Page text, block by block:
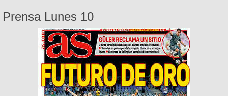
Prensa Lunes 10